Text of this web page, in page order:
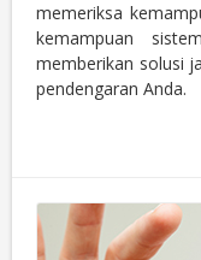
memeriksa
kemampuan
memberikan solusi
pendengaran Anda.